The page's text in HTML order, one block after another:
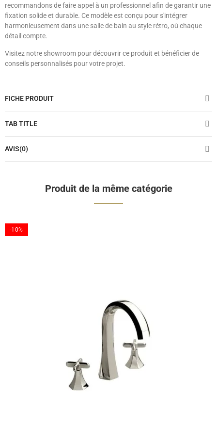
recommandons de faire appel à un professionnel afin de garantir une
fixation solide et durable. Ce modèle est conçu pour s'intégrer
harmonieusement dans une salle de bain au style rétro, où chaque
détail compte.
Visitez notre showroom pour découvrir ce produit et bénéficier de
conseils personnalisés pour votre projet.
FICHE PRODUIT
TAB TITLE
AVIS(0)
Produit de la même catégorie
-10%